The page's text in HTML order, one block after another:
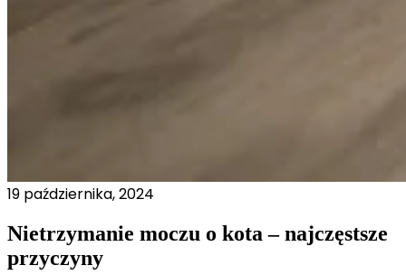
19 października, 2024
Nietrzymanie moczu o kota – najczęstsze
przyczyny